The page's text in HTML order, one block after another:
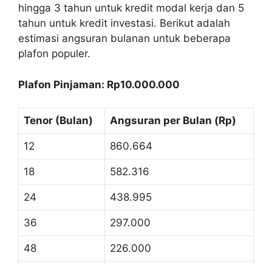
hingga 3 tahun untuk kredit modal kerja dan 5
tahun untuk kredit investasi. Berikut adalah
estimasi angsuran bulanan untuk beberapa
plafon populer.
Plafon Pinjaman: Rp10.000.000
Tenor (Bulan) Angsuran per Bulan (Rp)
12 860.664
18 582.316
24 438.995
36 297.000
48 226.000